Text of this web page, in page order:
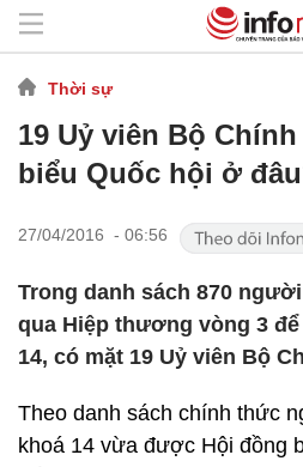
Thời sự
19 Uỷ viên Bộ
biểu Quốc hội ở
27/04/2016 - 06:56
Trong danh sách 870
qua Hiệp thương vòng 3
14, có mặt 19 Uỷ viên Bộ
Theo danh sách chính thức
khoá 14 vừa được Hội đồng